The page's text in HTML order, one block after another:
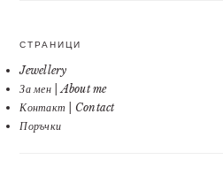
СТРАНИЦИ
Jewellery
За мен | About me
Контакт | Contact
Поръчки